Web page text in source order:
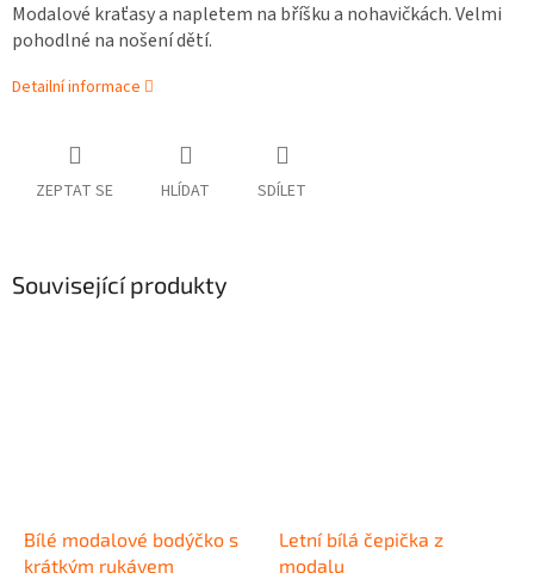
Modalové kraťasy a napletem na bříšku a nohavičkách. Velmi
pohodlné na nošení dětí.
Detailní informace
ZEPTAT SE HLÍDAT SDÍLET
Související produkty
Bílé modalové bodýčko s
krátkým rukávem
Letní bílá čepička z
modalu